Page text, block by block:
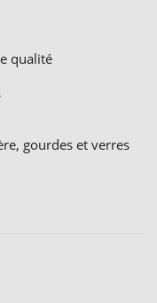
qualité
gourdes et verres